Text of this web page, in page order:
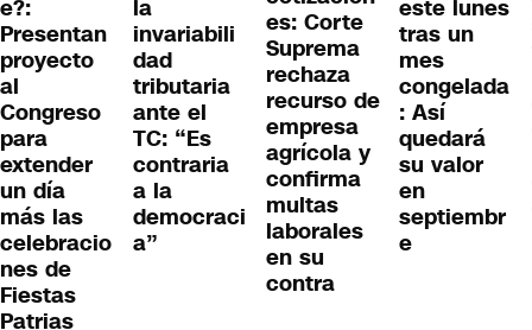
e?:
Presentan
proyecto
al
Congreso
para
extender
un día
más las
celebracio
nes de
Fiestas
Patrias
la
invariabili
dad
tributaria
ante el
TC: “Es
contraria
a la
democraci
a”
es: Corte
Suprema
rechaza
recurso de
empresa
agrícola y
confirma
multas
laborales
en su
contra
este lunes
tras un
mes
congelada
: Así
quedará
su valor
en
septiembr
e